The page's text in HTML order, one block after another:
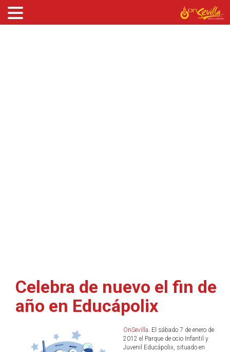
Celebra de nuevo el fin de
año en Educápolix
OnSevilla. El sábado 7 de enero de
2012 el Parque de ocio Infantil y
Juvenil Educápolix, situado en